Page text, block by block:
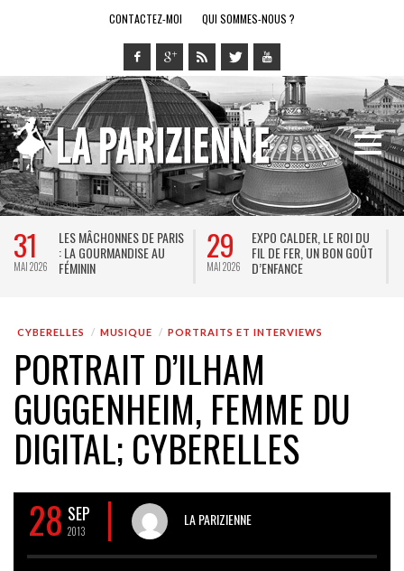
CONTACTEZ-MOI QUI SOMMES-NOUS ?
DE PARIS
AU
29
MAI 2026
EXPO CALDER, LE ROI DU
FIL DE FER, UN BON GOÛT
28
MAI 2026
LE RING DE
SPECTACLE
CYBERELLES MUSIQUE PORTRAITS ET INTERVIEWS
PORTRAIT D’ILHAM
GUGGENHEIM, FEMME DU
DIGITAL; CYBERELLES
28 SEP
2013
LA PARIZIENNE